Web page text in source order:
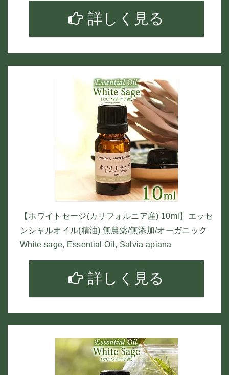
詳しく見る
【ホワイトセージ(カリフォルニア産) 10ml】エッセ
ンシャルオイル(精油) 無農薬/無添加/オーガニック
White sage, Essential Oil, Salvia apiana
詳しく見る